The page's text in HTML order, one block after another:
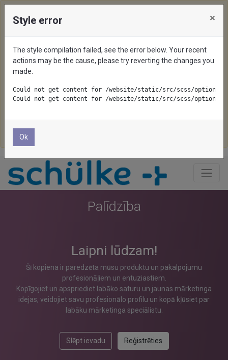
are accepting cookies.
Pieņemt nepieciešamo
Palīdzība
Laipni lūdzam!
Šī kopiena ir paredzēta mūsu produktu un pakalpojumu
profesionāļiem un entuziastiem.
Kopīgojiet un apspriediet labāko saturu un jaunas mārketinga
idejas, veidojiet savu profesionālo profilu un kopā kļūsiet par
labāku mārketinga speciālistu.
Slēpt ievadu Reģistrēties
Style error ×
The style compilation failed, see the error below. Your recent
actions may be the cause, please try reverting the changes you
made.
Could not get content for /website/static/src/scss/options/
Could not get content for /website/static/src/scss/options/
Ok